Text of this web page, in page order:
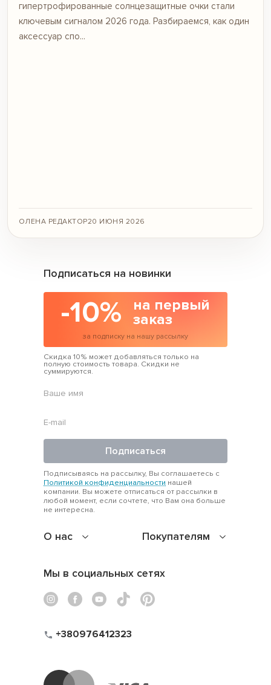
гипертрофированные солнцезащитные очки стали
ключевым сигналом 2026 года. Разбираемся, как один
аксессуар спо...
ОЛЕНА РЕДАКТОР20 ИЮНЯ 2026
О нас Покупателям
Подписаться на новинки
-10%
на первый
заказ
за подписку на нашу рассылку
Скидка 10% может добавляться только на
полную стоимость товара. Скидки не
суммируются.
Подписаться
Подписываясь на рассылку, Вы соглашаетесь с
Политикой конфиденциальности нашей
компании. Вы можете отписаться от рассылки в
любой момент, если сочтете, что Вам она больше
не интересна.
Мы в социальных сетях
+380976412323